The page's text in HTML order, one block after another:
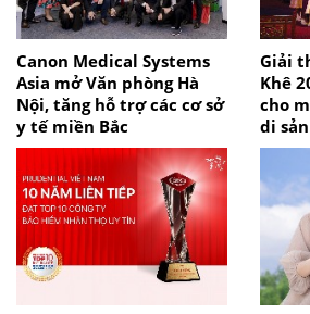
Canon Medical Systems
Asia mở Văn phòng Hà
Nội, tăng hỗ trợ các cơ sở
y tế miền Bắc
Giải
Khê
cho
di